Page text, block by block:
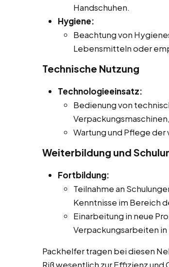
Handschuhen.
Hygiene:
Beachtung von
Lebensmitteln oder
Technische Nutzung
Technologieeinsatz:
Bedienung von
Wartung und Pflege
Weiterbildung und
Fortbildung:
Teilnahme an
Kenntnisse im Bereich
Einarbeitung in neue
Verpackungsarbeiten in
Packhelfer tragen bei diesen
Riß wesentlich zur Effizienz